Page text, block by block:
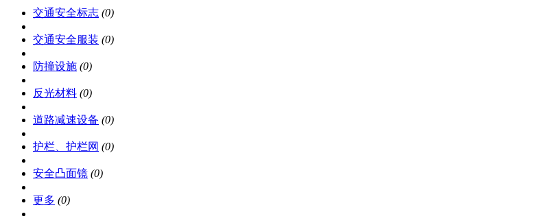
交通安全标志 (0)
交通安全服装 (0)
防撞设施 (0)
反光材料 (0)
道路减速设备 (0)
护栏、护栏网 (0)
安全凸面镜 (0)
更多 (0)